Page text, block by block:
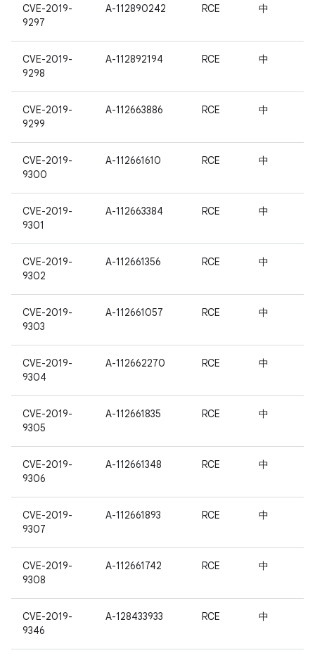
CVE-2019-
9297
A-112890242 RCE 中
CVE-2019-
9298
A-112892194 RCE 中
CVE-2019-
9299
A-112663886 RCE 中
CVE-2019-
9300
A-112661610 RCE 中
CVE-2019-
9301
A-112663384 RCE 中
CVE-2019-
9302
A-112661356 RCE 中
CVE-2019-
9303
A-112661057 RCE 中
CVE-2019-
9304
A-112662270 RCE 中
CVE-2019-
9305
A-112661835 RCE 中
CVE-2019-
9306
A-112661348 RCE 中
CVE-2019-
9307
A-112661893 RCE 中
CVE-2019-
9308
A-112661742 RCE 中
CVE-2019-
9346
A-128433933 RCE 中